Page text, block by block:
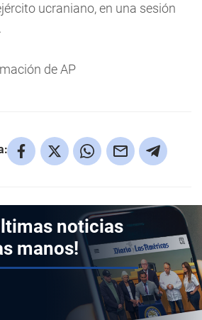
ucraniano, en una sesión
de AP
noticias
manos!